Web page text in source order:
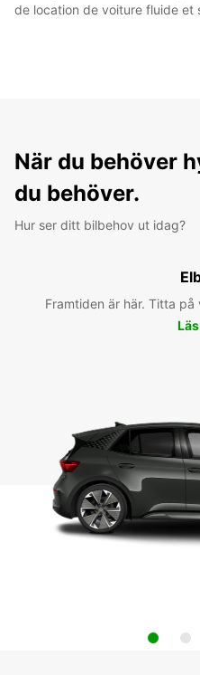
de location de voiture fluide et
När du behöver
du behöver.
Hur ser ditt bilbehov ut idag?
Framtiden är här. Titta